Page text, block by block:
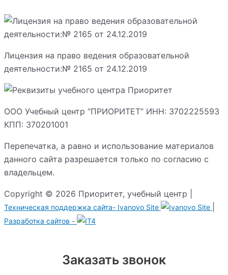
Лицензия на право ведения образовательной
деятельности:№ 2165 от 24.12.2019
ООО Учебный центр “ПРИОРИТЕТ” ИНН: 3702225593
КПП: 370201001
Перепечатка, а равно и использование материалов
данного сайта разрешается только по согласию с
владельцем.
Copyright © 2026 Приоритет, учебный центр |
Техническая поддержка сайта- Ivanovo Site
Разработка сайтов -
Заказать звонок